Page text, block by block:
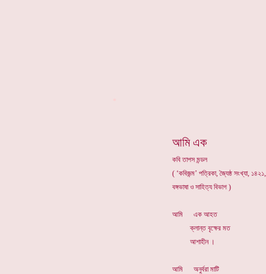
আমি এক
কবি তাপস মন্ডল
( ‘কবিজন্ম’ পত্রিকা, জ্যৈষ্ঠ সংখ্যা,
বঙ্গভাষা ও সাহিত্য বিভাগ )
আমি এক আহত
ক্লান্ত বৃক্ষের মত
আশাহীন ।
আমি অনুর্বরা মাটি